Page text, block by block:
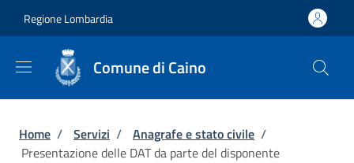
Regione Lombardia
Comune di Caino
Briciole di pane
Home / Servizi / Anagrafe e stato civile /
Presentazione delle DAT da parte del disponente